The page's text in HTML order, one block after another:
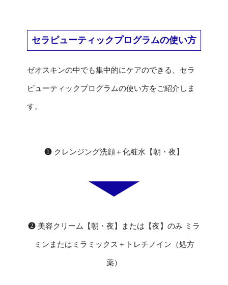
セラピューティックプログラムの使い方
ゼオスキンの中でも集中的にケアのできる、セラ
ピューティックプログラムの使い方をご紹介しま
す。
❶ クレンジング洗顔＋化粧水【朝・夜】
❷ 美容クリーム【朝・夜】または【夜】のみ ミラ
ミンまたはミラミックス＋トレチノイン（処方
薬）